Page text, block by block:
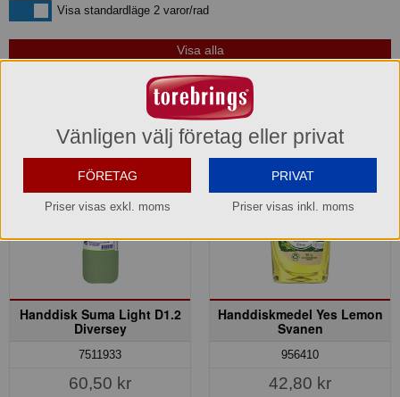
Visa standardlägeVisa standardläge 2 varor/rad
som matchar din sökning:
Handdisk Suma Light D1.2
Diversey
7511933
60,50 kr
Handdiskmedel Yes Lemon
Svanen
956410
42,80 kr
Vänligen välj företag eller privat
FÖRETAG
Priser visas exkl. moms
PRIVAT
Priser visas inkl. moms